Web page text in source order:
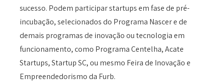
sucesso. Podem participar startups em fase de pré-
incubação, selecionados do Programa Nascer e de
demais programas de inovação ou tecnologia em
funcionamento, como Programa Centelha, Acate
Startups, Startup SC, ou mesmo Feira de Inovação e
Empreendedorismo da Furb.